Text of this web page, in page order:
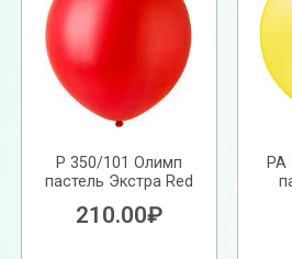
Р 350/101 Олимп
пастель Экстра Red
210.00₽
РА